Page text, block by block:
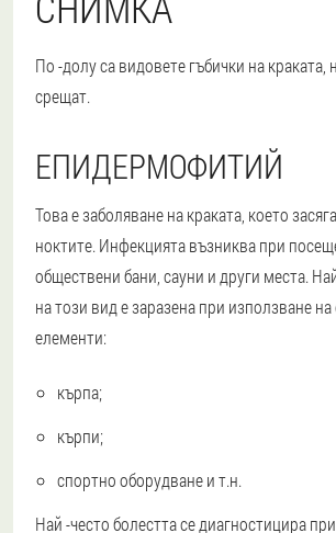
По -долу са видовете гъбички на краката,
срещат.
ЕПИДЕРМОФИТИЙ
Това е заболяване на краката, което
ноктите. Инфекцията възниква при
обществени бани, сауни и други места.
на този вид е заразена при използване
елементи:
кърпа;
кърпи;
спортно оборудване и т.н.
Най -често болестта се диагностицира